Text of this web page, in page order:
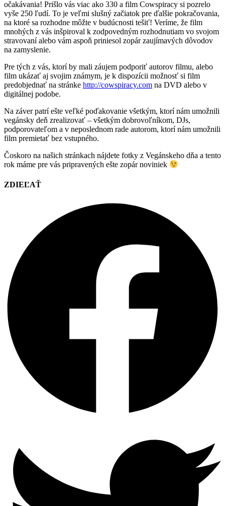
očakávania! Prišlo vás viac ako 330 a film Cowspiracy si pozrelo
vyše 250 ľudí. To je veľmi slušný začiatok pre ďalšie pokračovania,
na ktoré sa rozhodne môžte v budúcnosti tešiť! Veríme, že film
mnohých z vás inšpiroval k zodpovedným rozhodnutiam vo svojom
stravovaní alebo vám aspoň priniesol zopár zaujímavých dôvodov
na zamyslenie.
Pre tých z vás, ktorí by mali záujem podporiť autorov filmu, alebo
film ukázať aj svojim známym, je k dispozícii možnosť si film
predobjednať na stránke http://cowspiracy.com na DVD alebo v
digitálnej podobe.
Na záver patrí ešte veľké poďakovanie všetkým, ktorí nám umožnili
vegánsky deň zrealizovať – všetkým dobrovoľníkom, DJs,
podporovateľom a v neposlednom rade autorom, ktorí nám umožnili
film premietať bez vstupného.
Čoskoro na našich stránkach nájdete fotky z Vegánskeho dňa a tento
rok máme pre vás pripravených ešte zopár noviniek
ZDIEĽAŤ